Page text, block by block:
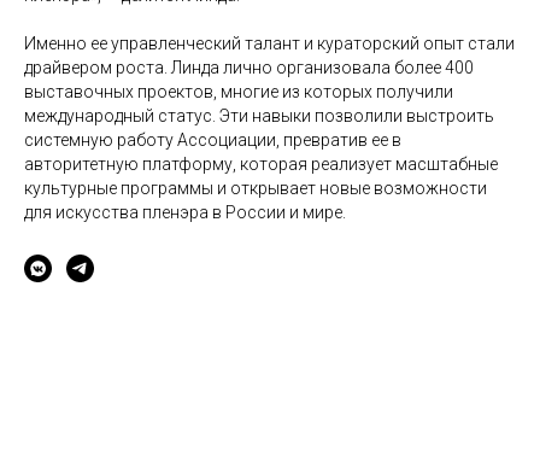
Именно ее управленческий талант и кураторский опыт стали
драйвером роста. Линда лично организовала более 400
выставочных проектов, многие из которых получили
международный статус. Эти навыки позволили выстроить
системную работу Ассоциации, превратив ее в
авторитетную платформу, которая реализует масштабные
культурные программы и открывает новые возможности
для искусства пленэра в России и мире.